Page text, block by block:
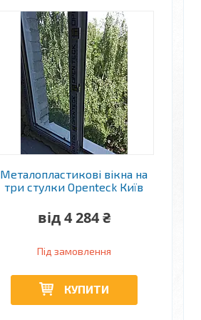
Металопластикові вікна на
три стулки Openteck Київ
від 4 284 ₴
Під замовлення
КУПИТИ